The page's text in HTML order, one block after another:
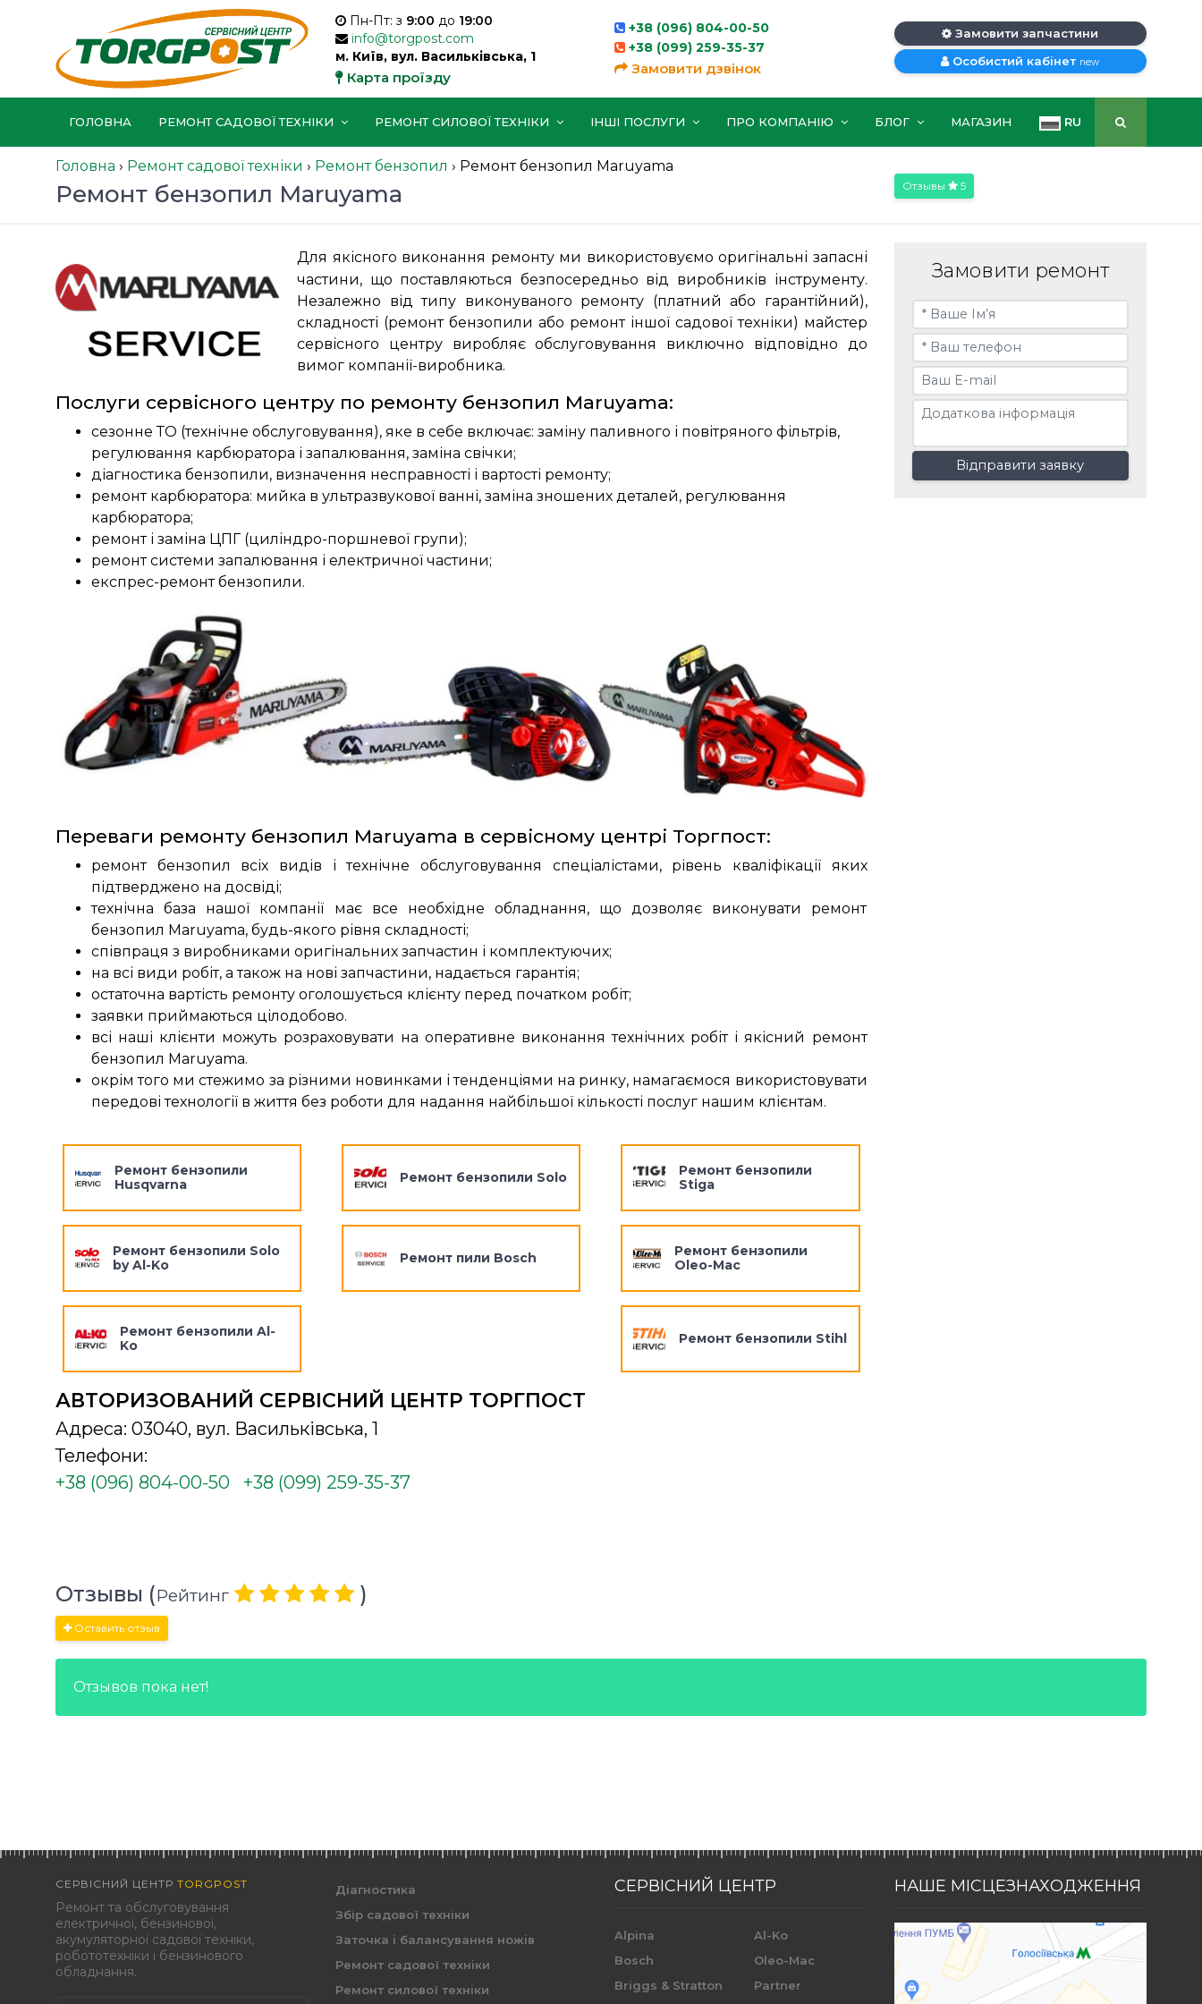
Пн-Пт: з 9:00 до 19:00
info@torgpost.com
м. Київ, вул. Васильківська, 1
Карта проїзду
+38 (096) 804-00-50
+38 (099) 259-35-37
Замовити дзвінок
Замовити запчастини
Особистий кабінет new
ГОЛОВНА РЕМОНТ САДОВОЇ ТЕХНІКИ РЕМОНТ СИЛОВОЇ ТЕХНІКИ ІНШІ ПОСЛУГИ ПРО КОМПАНІЮ БЛОГ МАГАЗИН RU
Головна › Ремонт садової техніки › Ремонт бензопил › Ремонт бензопил Maruyama
Ремонт бензопил Maruyama Отзывы 5
Для якісного виконання ремонту ми використовуємо оригінальні запасні
частини, що поставляються безпосередньо від виробників інструменту.
Незалежно від типу виконуваного ремонту (платний або гарантійний),
складності (ремонт бензопили або ремонт іншої садової техніки) майстер
сервісного центру виробляє обслуговування виключно відповідно до
вимог компанії-виробника.
Послуги сервісного центру по ремонту бензопил Maruyama:
сезонне ТО (технічне обслуговування), яке в себе включає: заміну паливного і повітряного фільтрів,
регулювання карбюратора і запалювання, заміна свічки;
діагностика бензопили, визначення несправності і вартості ремонту;
ремонт карбюратора: мийка в ультразвукової ванні, заміна зношених деталей, регулювання
карбюратора;
ремонт і заміна ЦПГ (циліндро-поршневої групи);
ремонт системи запалювання і електричної частини;
експрес-ремонт бензопили.
Переваги ремонту бензопил Maruyama в сервісному центрі Торгпост:
ремонт бензопил всіх видів і технічне обслуговування спеціалістами, рівень кваліфікації яких
підтверджено на досвіді;
технічна база нашої компанії має все необхідне обладнання, що дозволяє виконувати ремонт
бензопил Maruyama, будь-якого рівня складності;
співпраця з виробниками оригінальних запчастин і комплектуючих;
на всі види робіт, а також на нові запчастини, надається гарантія;
остаточна вартість ремонту оголошується клієнту перед початком робіт;
заявки приймаються цілодобово.
всі наші клієнти можуть розраховувати на оперативне виконання технічних робіт і якісний ремонт
бензопил Maruyama.
окрім того ми стежимо за різними новинками і тенденціями на ринку, намагаємося використовувати
передові технології в життя без роботи для надання найбільшої кількості послуг нашим клієнтам.
Ремонт бензопили
Husqvarna
Ремонт бензопили Solo
by Al-Ko
Ремонт бензопили Al-
Ko
Ремонт бензопили Solo
Ремонт пили Bosch
Ремонт бензопили
Stiga
Ремонт бензопили
Oleo-Mac
Ремонт бензопили Stihl
АВТОРИЗОВАНИЙ СЕРВІСНИЙ ЦЕНТР ТОРГПОСТ
Адреса: 03040, вул. Васильківська, 1
Телефони:
+38 (096) 804-00-50
+38 (099) 259-35-37
Замовити ремонт
Відправити заявку
Отзывы (Рейтинг )
Оставить отзыв
Отзывов пока нет!
СЕРВІСНИЙ ЦЕНТР TORGPOST
Ремонт та обслуговування
електричної, бензинової,
акумуляторної садової техніки,
робототехніки і бензинового
обладнання.
Діагностика
Збір садової техніки
Заточка і балансування ножів
Ремонт садової техніки
Ремонт силової техніки
СЕРВІСНИЙ ЦЕНТР
Alpina
Bosch
Briggs & Stratton
Al-Ko
Oleo-Mac
Partner
НАШЕ МІСЦЕЗНАХОДЖЕННЯ